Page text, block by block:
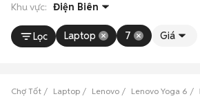
Khu vực: Điện Biên
Lọc Laptop 7 Giá
Chợ Tốt Laptop Lenovo Lenovo Yoga 6